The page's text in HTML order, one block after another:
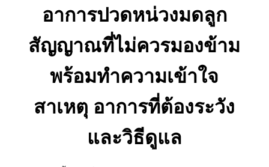
อาการปวดหน่วงมดลูก
สัญญาณที่ไม่ควรมองข้าม
พร้อมทำความเข้าใจ
สาเหตุ อาการที่ต้องระวัง
และวิธีดูแล